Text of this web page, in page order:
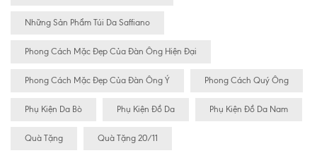
Những Sản Phẩm Túi Da Saffiano
Phong Cách Mặc Đẹp Của Đàn Ông Hiện Đại
Phong Cách Mặc Đẹp Của Đàn Ông Ý Phong Cách Quý Ông
Phụ Kiện Da Bò Phụ Kiện Đồ Da Phụ Kiện Đồ Da Nam
Quà Tặng Quà Tặng 20/11